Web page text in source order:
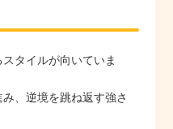
タイルが向いていま
、逆境を跳ね返す強さ